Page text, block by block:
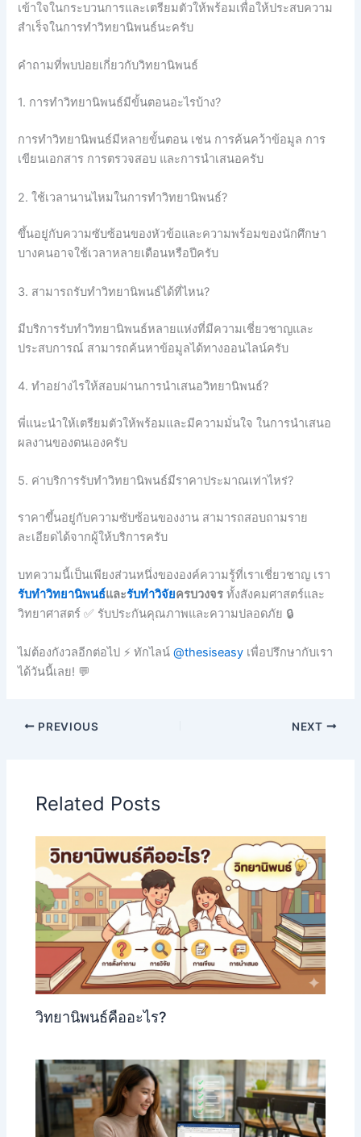
เข้าใจในกระบวนการและเตรียมตัวให้พร้อมเพื่อให้ประสบความ
สำเร็จในการทำวิทยานิพนธ์นะครับ
คำถามที่พบบ่อยเกี่ยวกับวิทยานิพนธ์
1. การทำวิทยานิพนธ์มีขั้นตอนอะไรบ้าง?
การทำวิทยานิพนธ์มีหลายขั้นตอน เช่น การค้นคว้าข้อมูล การ
เขียนเอกสาร การตรวจสอบ และการนำเสนอครับ
2. ใช้เวลานานไหมในการทำวิทยานิพนธ์?
ขึ้นอยู่กับความซับซ้อนของหัวข้อและความพร้อมของนักศึกษา
บางคนอาจใช้เวลาหลายเดือนหรือปีครับ
3. สามารถรับทำวิทยานิพนธ์ได้ที่ไหน?
มีบริการรับทำวิทยานิพนธ์หลายแห่งที่มีความเชี่ยวชาญและ
ประสบการณ์ สามารถค้นหาข้อมูลได้ทางออนไลน์ครับ
4. ทำอย่างไรให้สอบผ่านการนำเสนอวิทยานิพนธ์?
พี่แนะนำให้เตรียมตัวให้พร้อมและมีความมั่นใจ ในการนำเสนอ
ผลงานของตนเองครับ
5. ค่าบริการรับทำวิทยานิพนธ์มีราคาประมาณเท่าไหร่?
ราคาขึ้นอยู่กับความซับซ้อนของงาน สามารถสอบถามราย
ละเอียดได้จากผู้ให้บริการครับ
บทความนี้เป็นเพียงส่วนหนึ่งขององค์ความรู้ที่เราเชี่ยวชาญ เรา
รับทำวิทยานิพนธ์และรับทำวิจัยครบวงจร ทั้งสังคมศาสตร์และ
วิทยาศาสตร์ ✅ รับประกันคุณภาพและความปลอดภัย 🔒
ไม่ต้องกังวลอีกต่อไป ⚡ ทักไลน์@thesiseasy เพื่อปรึกษากับเรา
ได้วันนี้เลย! 💬
PREVIOUS NEXT
Related Posts
วิทยานิพนธ์คืออะไร?